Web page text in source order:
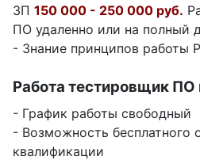
ЗП 150 000 - 250 000 руб.
ПО удаленно или на полный
- Знание принципов работы
Работа тестировщик ПО
- График работы свободный
- Возможность бесплатного
квалификации